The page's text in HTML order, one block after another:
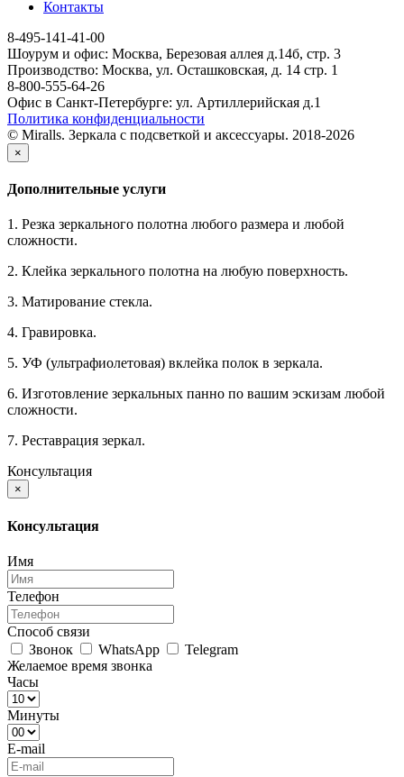
Контакты
8-495-141-41-00
Шоурум и офис: Москва, Березовая аллея д.14б, стр. 3
Производство: Москва, ул. Осташковская, д. 14 стр. 1
8-800-555-64-26
Офис в Санкт-Петербурге: ул. Артиллерийская д.1
Политика конфиденциальности
© Miralls. Зеркала с подсветкой и аксессуары. 2018-2026
×
Дополнительные услуги
1. Резка зеркального полотна любого размера и любой
сложности.
2. Клейка зеркального полотна на любую поверхность.
3. Матирование стекла.
4. Гравировка.
5. УФ (ультрафиолетовая) вклейка полок в зеркала.
6. Изготовление зеркальных панно по вашим эскизам любой
сложности.
7. Реставрация зеркал.
Консультация
×
Консультация
Имя
Телефон
Способ связи
Звонок
WhatsApp
Telegram
Желаемое время звонка
Часы
Минуты
E-mail